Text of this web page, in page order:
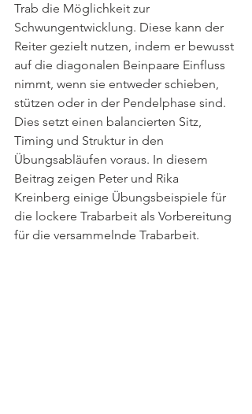
Trab die Möglichkeit zur
Schwungentwicklung. Diese kann der
Reiter gezielt nutzen, indem er bewusst
auf die diagonalen Beinpaare Einfluss
nimmt, wenn sie entweder schieben,
stützen oder in der Pendelphase sind.
Dies setzt einen balancierten Sitz,
Timing und Struktur in den
Übungsabläufen voraus. In diesem
Beitrag zeigen Peter und Rika
Kreinberg einige Übungsbeispiele für
die lockere Trabarbeit als Vorbereitung
für die versammelnde Trabarbeit.